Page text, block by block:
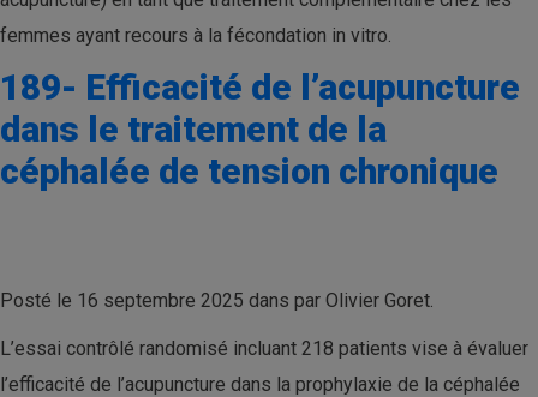
femmes ayant recours à la fécondation in vitro.
189- Efficacité de l’acupuncture
dans le traitement de la
céphalée de tension chronique
Posté le 16 septembre 2025 dans par Olivier Goret.
L’essai contrôlé randomisé incluant 218 patients vise à évaluer
l’efficacité de l’acupuncture dans la prophylaxie de la céphalée